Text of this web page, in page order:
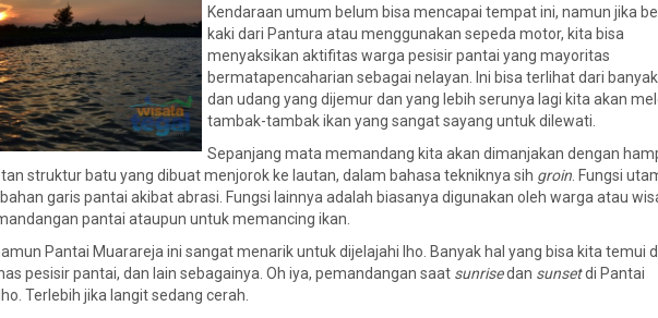
Kendaraan umum belum bisa mencapai tempat ini, namun jika
kaki dari Pantura atau menggunakan sepeda motor, kita bisa
menyaksikan aktifitas warga pesisir pantai yang mayoritas
bermatapencaharian sebagai nelayan. Ini bisa terlihat dari
dan udang yang dijemur dan yang lebih serunya lagi kita akan
tambak-tambak ikan yang sangat sayang untuk dilewati.
Sepanjang mata memandang kita akan dimanjakan dengan
struktur batu yang dibuat menjorok ke lautan, dalam bahasa tekniknya sih groin . Fungsi
garis pantai akibat abrasi. Fungsi lainnya adalah biasanya digunakan oleh warga atau
pantai ataupun untuk memancing ikan.
Pantai Muarareja ini sangat menarik untuk dijelajahi lho. Banyak hal yang bisa kita temui
pesisir pantai, dan lain sebagainya. Oh iya, pemandangan saat sunrisedan sunsetdi Pantai
Terlebih jika langit sedang cerah.